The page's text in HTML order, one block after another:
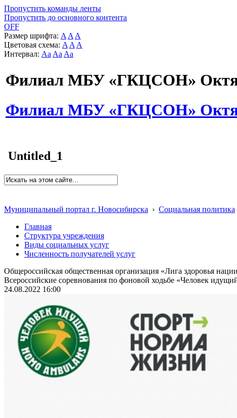
Пропустить команды ленты
Пропустить до основного контента
OFF
Размер шрифта: A A A
Цветовая схема: A A A
Интервал: Aa Aa Aa
Филиал МБУ «ГКЦСОН»
Филиал МБУ «ГКЦСОН»
Untitled_1
Муниципальный портал г. Новосибирска › Социальная политика
Главная
Структура учреждения
Виды социальных услуг
Численность получателей услуг
Общероссийская общественная организация «Лига здоровья
Всероссийские соревнования по фоновой ходьбе «Человек
24.08.2022 16:00